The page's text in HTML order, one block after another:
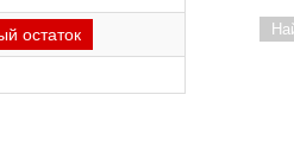
остаток